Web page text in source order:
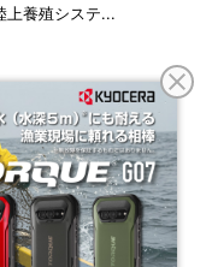
上養殖システ...
ガジンはこちら
い合わせ
採用情報
For overseas customers